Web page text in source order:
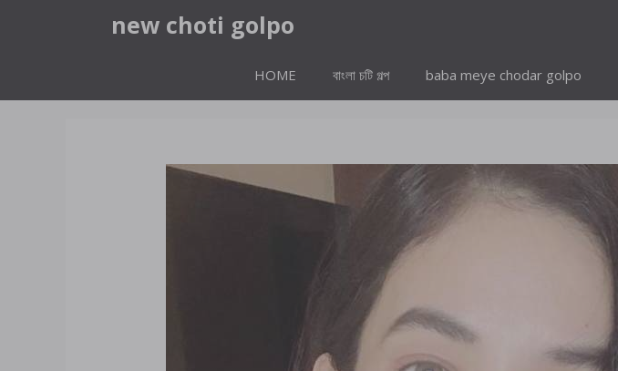
new choti golpo
HOME বাংলা চটি গল্প baba meye chodar golpo